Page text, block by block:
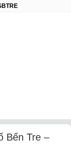
Bến Tre –